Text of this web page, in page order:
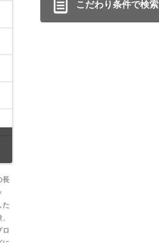
長
た
ロ
こだわり条件で検索